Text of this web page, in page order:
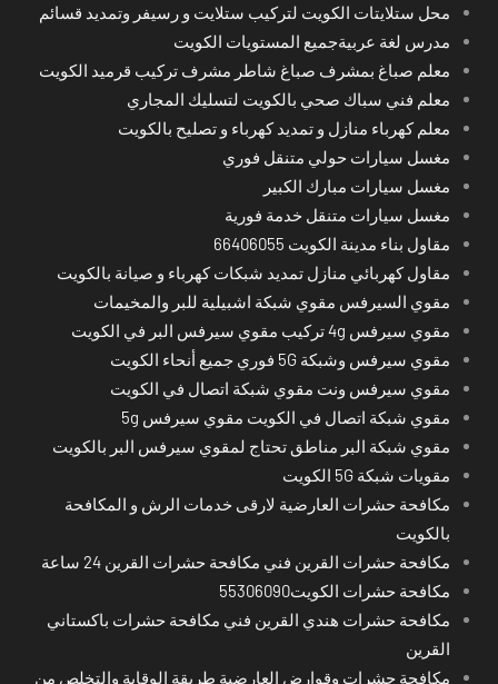
محل ستلايتات الكويت لتركيب ستلايت و رسيفر وتمديد قسائم
مدرس لغة عربيةجميع المستويات الكويت
معلم صباغ بمشرف صباغ شاطر مشرف تركيب قرميد الكويت
معلم فني سباك صحي بالكويت لتسليك المجاري
معلم كهرباء منازل و تمديد كهرباء و تصليح بالكويت
مغسل سيارات حولي متنقل فوري
مغسل سيارات مبارك الكبير
مغسل سيارات متنقل خدمة فورية
مقاول بناء مدينة الكويت 66406055
مقاول كهربائي منازل تمديد شبكات كهرباء و صيانة بالكويت
مقوي السيرفس مقوي شبكة اشبيلية للبر والمخيمات
مقوي سيرفس 4g تركيب مقوي سيرفس البر في الكويت
مقوي سيرفس وشبكة 5G فوري جميع أنحاء الكويت
مقوي سيرفس ونت مقوي شبكة اتصال في الكويت
مقوي شبكة اتصال في الكويت مقوي سيرفس 5g
مقوي شبكة البر مناطق تحتاج لمقوي سيرفس البر بالكويت
مقويات شبكة 5G الكويت
مكافحة حشرات العارضية لارقى خدمات الرش و المكافحة
بالكويت
مكافحة حشرات القرين فني مكافحة حشرات القرين 24 ساعة
مكافحة حشرات الكويت55306090
مكافحة حشرات هندي القرين فني مكافحة حشرات باكستاني
القرين
مكافحة حشرات وقوارض العارضية طريقة الوقاية والتخلص من